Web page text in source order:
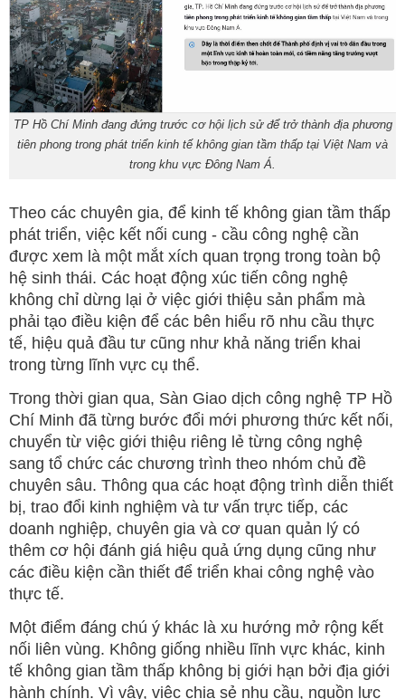
TP Hồ Chí Minh đang đứng trước cơ hội lịch sử để trở thành địa phương
tiên phong trong phát triển kinh tế không gian tầm thấp tại Việt Nam và
trong khu vực Đông Nam Á.
Theo các chuyên gia, để kinh tế không gian tầm thấp
phát triển, việc kết nối cung - cầu công nghệ cần
được xem là một mắt xích quan trọng trong toàn bộ
hệ sinh thái. Các hoạt động xúc tiến công nghệ
không chỉ dừng lại ở việc giới thiệu sản phẩm mà
phải tạo điều kiện để các bên hiểu rõ nhu cầu thực
tế, hiệu quả đầu tư cũng như khả năng triển khai
trong từng lĩnh vực cụ thể.
Trong thời gian qua, Sàn Giao dịch công nghệ TP Hồ
Chí Minh đã từng bước đổi mới phương thức kết nối,
chuyển từ việc giới thiệu riêng lẻ từng công nghệ
sang tổ chức các chương trình theo nhóm chủ đề
chuyên sâu. Thông qua các hoạt động trình diễn thiết
bị, trao đổi kinh nghiệm và tư vấn trực tiếp, các
doanh nghiệp, chuyên gia và cơ quan quản lý có
thêm cơ hội đánh giá hiệu quả ứng dụng cũng như
các điều kiện cần thiết để triển khai công nghệ vào
thực tế.
Một điểm đáng chú ý khác là xu hướng mở rộng kết
nối liên vùng. Không giống nhiều lĩnh vực khác, kinh
tế không gian tầm thấp không bị giới hạn bởi địa giới
hành chính. Vì vậy, việc chia sẻ nhu cầu, nguồn lực